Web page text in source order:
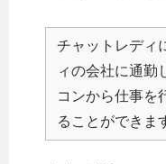
チャットレディ
ィの会社に通勤
コンから仕事を
ることができま